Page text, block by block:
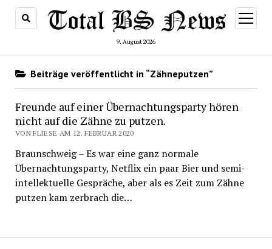
9. August 2026
Menü
öffnen
Beiträge veröffentlicht in “Zähneputzen”
Freunde auf einer Übernachtungsparty hören
nicht auf die Zähne zu putzen.
VON FLIESE AM 12. FEBRUAR 2020
Braunschweig – Es war eine ganz normale
Übernachtungsparty, Netflix ein paar Bier und semi-
intellektuelle Gespräche, aber als es Zeit zum Zähne
putzen kam zerbrach die…